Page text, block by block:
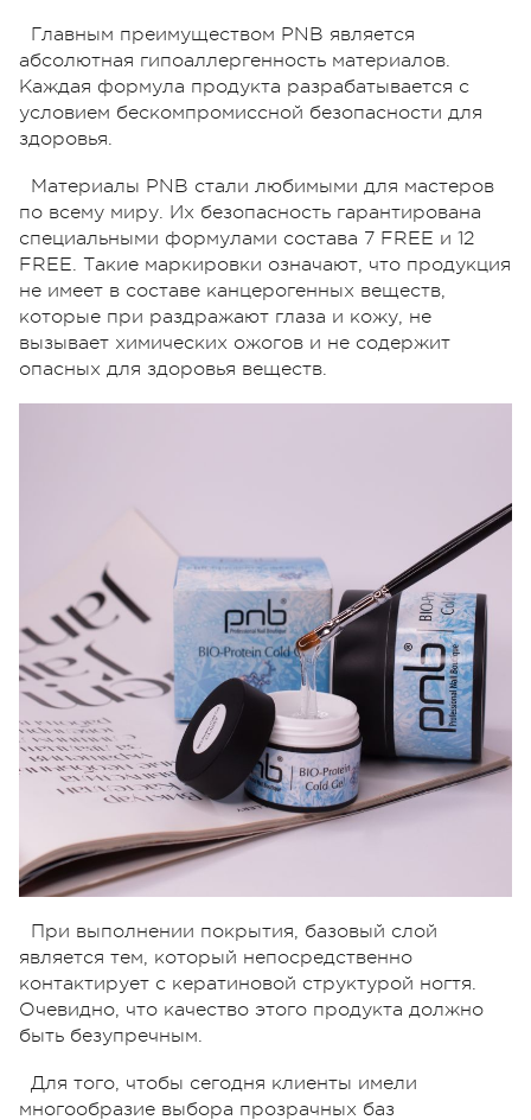
Главным преимуществом PNB является
абсолютная гипоаллергенность материалов.
Каждая формула продукта разрабатывается с
условием бескомпромиссной безопасности для
здоровья.
Материалы PNB стали любимыми для мастеров
по всему миру. Их безопасность гарантирована
специальными формулами состава 7 FREE и 12
FREE. Такие маркировки означают, что продукция
не имеет в составе канцерогенных веществ,
которые при раздражают глаза и кожу, не
вызывает химических ожогов и не содержит
опасных для здоровья веществ.
При выполнении покрытия, базовый слой
является тем, который непосредственно
контактирует с кератиновой структурой ногтя.
Очевидно, что качество этого продукта должно
быть безупречным.
Для того, чтобы сегодня клиенты имели
многообразие выбора прозрачных баз